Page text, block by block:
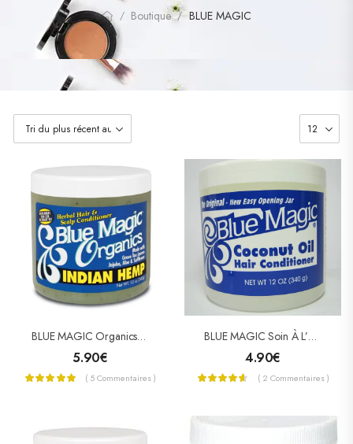
/ Boutique / BLUE MAGIC
BLUE MAGIC Organics Soin Au Chanvre Indien (Indian Hemp)
5.90€
( 5 Commentaires )
BLUE MAGIC Soin À L’huile De Coco
4.90€
( 2 Commentaires )